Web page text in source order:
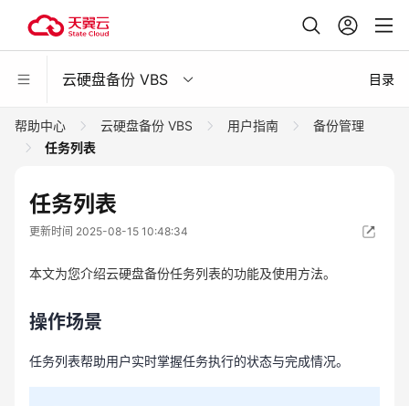
云硬盘备份 VBS 目录
帮助中心 云硬盘备份 VBS 用户指南
备份管理
任务列表
任务列表
更新时间 2025-08-15 10:48:34
本文为您介绍云硬盘备份任务列表的功能及使用方法。
操作场景
任务列表帮助用户实时掌握任务执行的状态与完成情况。